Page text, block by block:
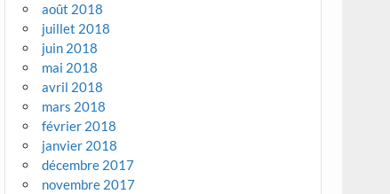
août 2018
juillet 2018
juin 2018
mai 2018
avril 2018
mars 2018
février 2018
janvier 2018
décembre 2017
novembre 2017